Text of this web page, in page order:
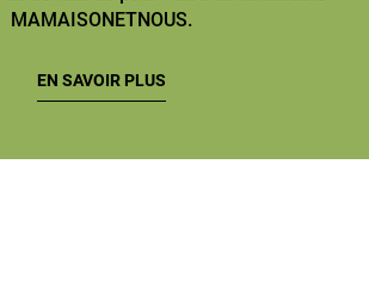
MAMAISONETNOUS.
EN SAVOIR PLUS